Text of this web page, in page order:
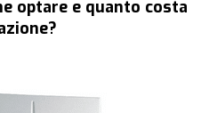
optare e quanto costa